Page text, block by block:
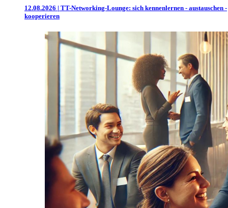
12.08.2026 | TT-Networking-Lounge: sich kennenlernen - austauschen -
kooperieren